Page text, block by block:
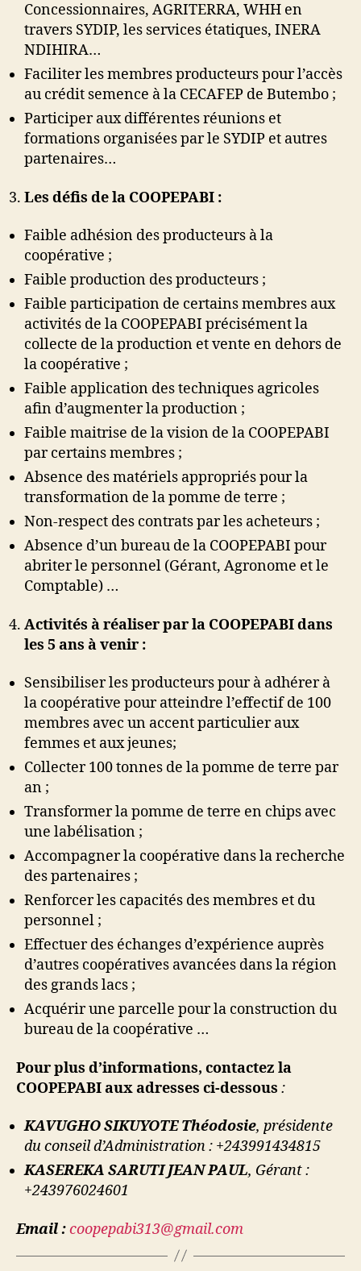
Concessionnaires, AGRITERRA, WHH en
travers SYDIP, les services étatiques, INERA
NDIHIRA…
Faciliter les membres producteurs pour l’accès
au crédit semence à la CECAFEP de Butembo ;
Participer aux différentes réunions et
formations organisées par le SYDIP et autres
partenaires…
Les défis de la COOPEPABI :
Faible adhésion des producteurs à la
coopérative ;
Faible production des producteurs ;
Faible participation de certains membres aux
activités de la COOPEPABI précisément la
collecte de la production et vente en dehors de
la coopérative ;
Faible application des techniques agricoles
afin d’augmenter la production ;
Faible maitrise de la vision de la COOPEPABI
par certains membres ;
Absence des matériels appropriés pour la
transformation de la pomme de terre ;
Non-respect des contrats par les acheteurs ;
Absence d’un bureau de la COOPEPABI pour
abriter le personnel (Gérant, Agronome et le
Comptable) …
Activités à réaliser par la COOPEPABI dans
les 5 ans à venir :
Sensibiliser les producteurs pour à adhérer à
la coopérative pour atteindre l’effectif de 100
membres avec un accent particulier aux
femmes et aux jeunes;
Collecter 100 tonnes de la pomme de terre par
an ;
Transformer la pomme de terre en chips avec
une labélisation ;
Accompagner la coopérative dans la recherche
des partenaires ;
Renforcer les capacités des membres et du
personnel ;
Effectuer des échanges d’expérience auprès
d’autres coopératives avancées dans la région
des grands lacs ;
Acquérir une parcelle pour la construction du
bureau de la coopérative …
Pour plus d’informations, contactez la
COOPEPABI aux adresses ci-dessous :
KAVUGHO SIKUYOTE Théodosie, présidente
du conseil d’Administration : +243991434815
KASEREKA SARUTI JEAN PAUL, Gérant :
+243976024601
Email :coopepabi313@gmail.com